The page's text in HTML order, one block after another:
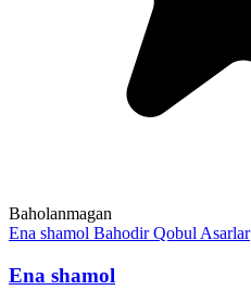
Baholanmagan
Ena shamol Bahodir Qobul Asarlar
Ena shamol